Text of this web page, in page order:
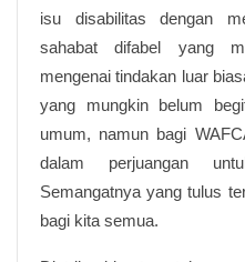
isu disabilitas dengan
sahabat difabel yang
mengenai tindakan luar
yang mungkin belum
umum, namun bagi
dalam perjuangan
Semangatnya yang tulus
bagi kita semua.